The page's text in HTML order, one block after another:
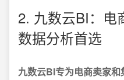
2. 九数云BI：电
数据分析首选
九数云BI专为电商卖家